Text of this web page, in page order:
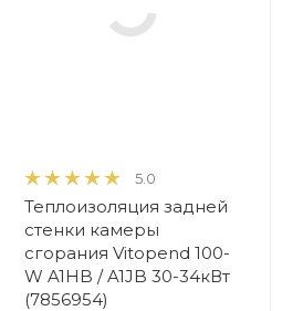
5.0
Теплоизоляция задней
стенки камеры
сгорания Vitopend 100-
W A1HB / A1JB 30-34кВт
(7856954)